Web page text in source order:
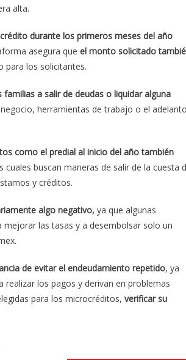
alta.
durante los primeros meses del año
asegura que el monto solicitado
para los solicitantes.
a salir de deudas o liquidar alguna
herramientas de trabajo o el adelanto
como el predial al inicio del año también
buscan maneras de salir de la cuesta
y créditos.
algo negativo, ya que algunas
las tasas y a desembolsar solo un
de evitar el endeudamiento repetido, ya
los pagos y derivan en problemas
para los microcréditos, verificar su